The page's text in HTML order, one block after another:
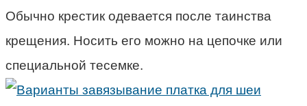
Обычно крестик одевается после таинства
крещения. Носить его можно на цепочке или
специальной тесемке.